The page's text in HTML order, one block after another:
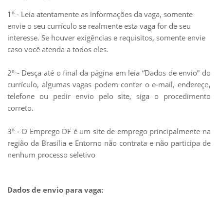
1º - Leia atentamente as informações da vaga, somente
envie o seu currículo se realmente esta vaga for de seu
interesse. Se houver exigências e requisitos, somente envie
caso você atenda a todos eles.
2º - Desça até o final da página em leia “Dados de envio” do
currículo, algumas vagas podem conter o e-mail, endereço,
telefone ou pedir envio pelo site, siga o procedimento
correto.
3º - O Emprego DF é um site de emprego principalmente na
região da Brasília e Entorno não contrata e não participa de
nenhum processo seletivo
Dados de envio para vaga: